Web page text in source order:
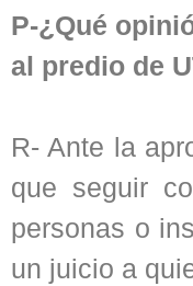
P-¿Qué
al predio de
R- Ante la
que seguir
personas o
un juicio a